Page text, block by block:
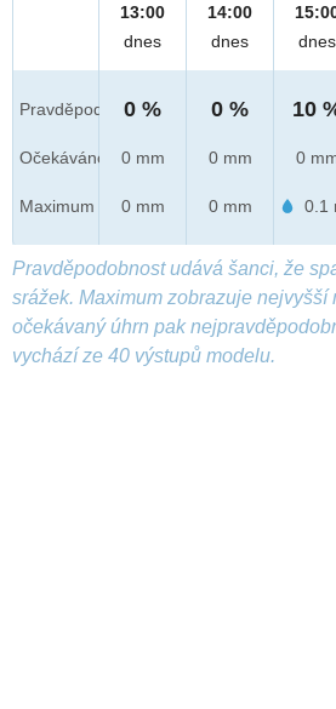
Pravděpod.
Očekáváno
Maximum
13:00
dnes
0 %
0 mm
0 mm
14:00
dnes
0 %
0 mm
0 mm
dnes
10
0
0.1
Pravděpodobnost udává šanci, že
srážek. Maximum zobrazuje nejvyšší
očekávaný úhrn pak
vychází ze 40 výstupů modelu.